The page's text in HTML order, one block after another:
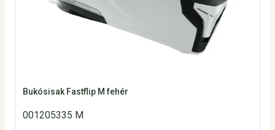
Bukósisak Fastflip M fehér
001205335 M